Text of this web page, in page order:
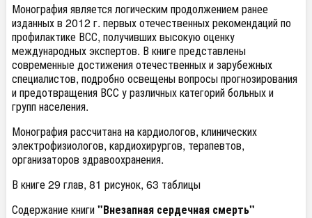
Монография является логическим продолжением ранее
изданных в 2012 г. первых отечественных рекомендаций по
профилактике ВСС, получивших высокую оценку
международных экспертов. В книге представлены
современные достижения отечественных и зарубежных
специалистов, подробно освещены вопросы прогнозирования
и предотвращения ВСС у различных категорий больных и
групп населения.
Монография рассчитана на кардиологов, клинических
электрофизиологов, кардиохирургов, терапевтов,
организаторов здравоохранения.
В книге 29 глав, 81 рисунок, 63 таблицы
Содержание книги"Внезапная сердечная смерть"